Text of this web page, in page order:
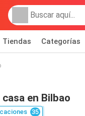
Tiendas Categorías
en Bilbao
35